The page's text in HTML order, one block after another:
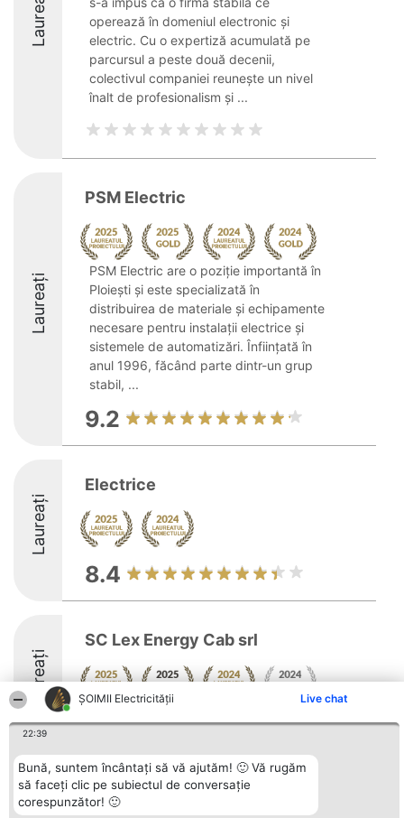
ȘOIMII Electricității Live chat
22:39
Bună, suntem încântați să vă ajutăm! 🙂 Vă rugăm
să faceți clic pe subiectul de conversație
corespunzător! 🙂
Laureați
operează în domeniul electronic și
electric. Cu o expertiză acumulată pe
parcursul a peste două decenii,
colectivul companiei reunește un nivel
înalt de profesionalism și ...
Laureați
PSM Electric
PSM Electric are o poziție importantă în
Ploiești și este specializată în
distribuirea de materiale și echipamente
necesare pentru instalații electrice și
sistemele de automatizări. Înființată în
anul 1996, făcând parte dintr-un grup
stabil, ...
9.2
Laureați
Electrice
8.4
Laureați
SC Lex Energy Cab srl
8.6
Organizator Ranking
BRIGHT SOLUTIONS BR SRL
Plebiscyt